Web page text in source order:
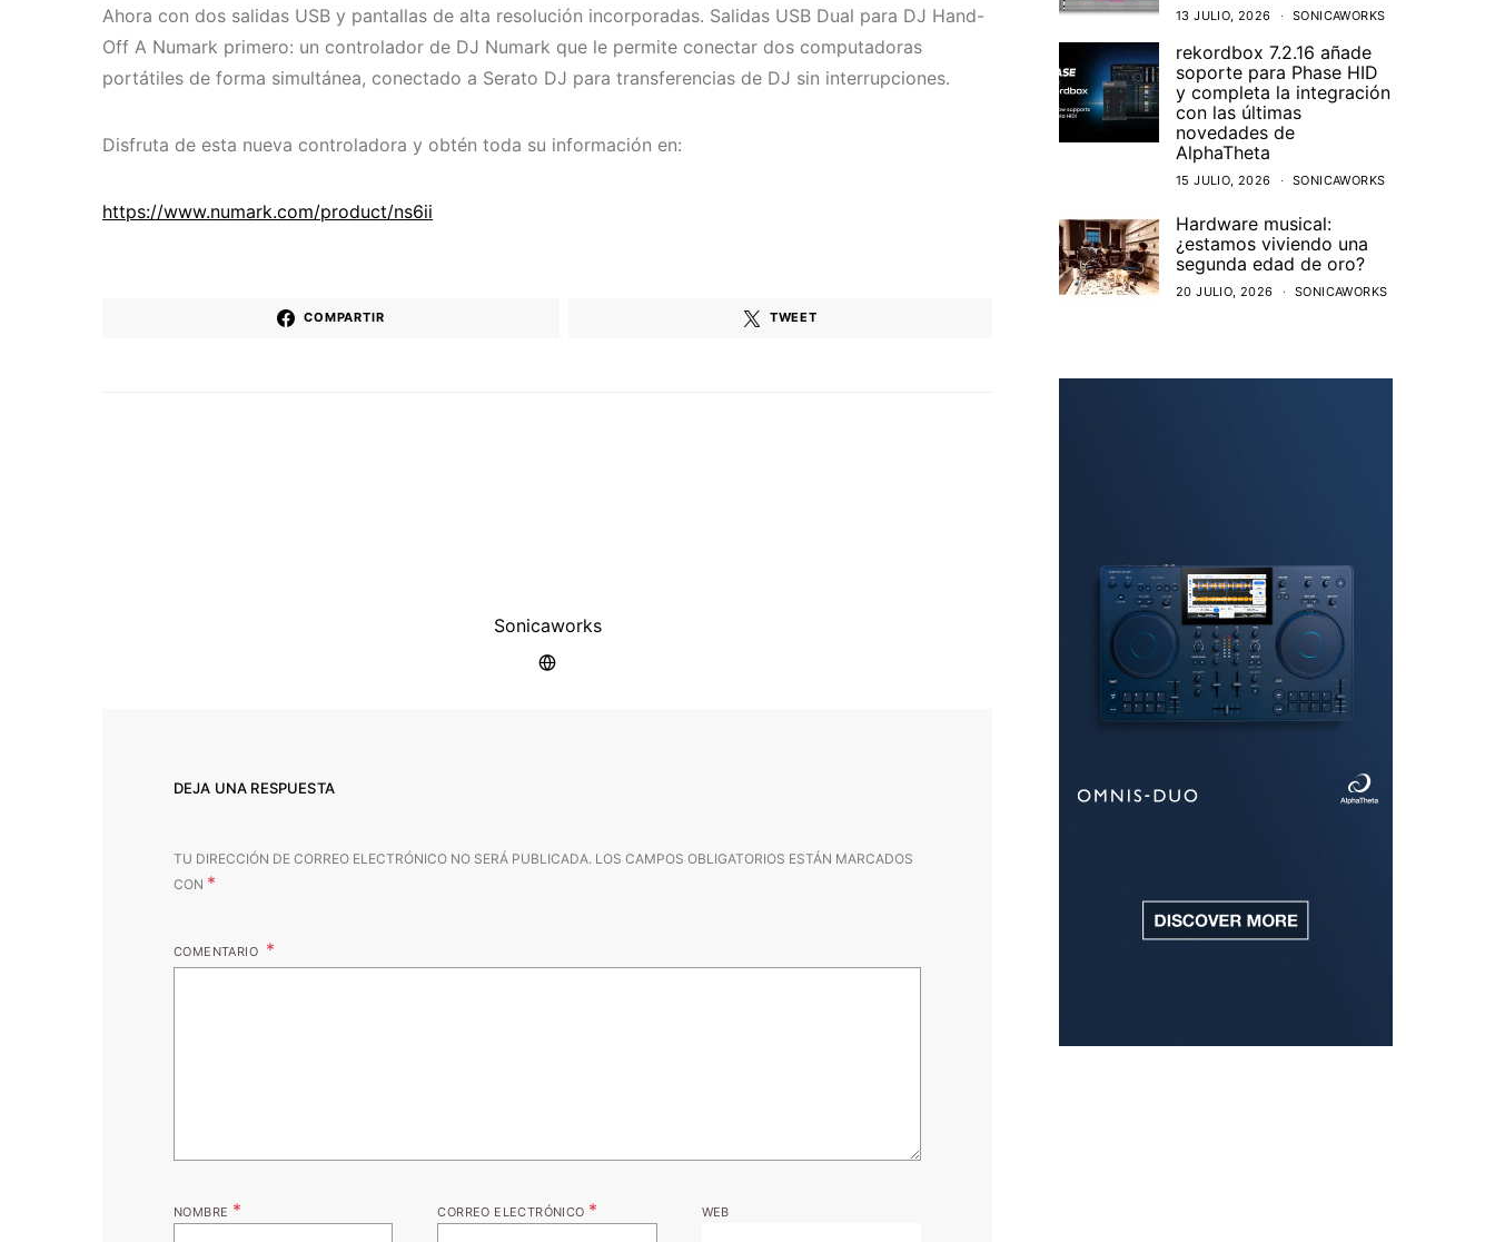
Ahora con dos salidas USB y pantallas de alta resolución incorporadas. Salidas USB Dual para DJ Hand-
Off A Numark primero: un controlador de DJ Numark que le permite conectar dos computadoras
portátiles de forma simultánea, conectado a Serato DJ para transferencias de DJ sin interrupciones.
Disfruta de esta nueva controladora y obtén toda su información en:
https://www.numark.com/product/ns6ii
COMPARTIR TWEET
Sonicaworks
DEJA UNA RESPUESTA
TU DIRECCIÓN DE CORREO ELECTRÓNICO NO SERÁ PUBLICADA. LOS CAMPOS OBLIGATORIOS ESTÁN MARCADOS
CON *
COMENTARIO
NOMBRE * CORREO ELECTRÓNICO * WEB
13 JULIO, 2026 SONICAWORKS
rekordbox 7.2.16 añade
soporte para Phase HID
y completa la integración
con las últimas
novedades de
AlphaTheta
15 JULIO, 2026 SONICAWORKS
Hardware musical:
¿estamos viviendo una
segunda edad de oro?
20 JULIO, 2026 SONICAWORKS